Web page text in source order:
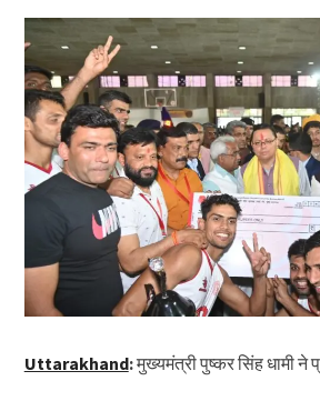
Uttarakhand:मुख्यमंत्री पुष्कर सिंह धामी